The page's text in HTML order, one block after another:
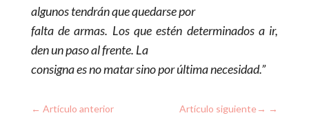
algunos tendrán que quedarse por
falta de armas. Los que estén determinados a ir,
den un paso al frente. La
consigna es no matar sino por última necesidad.”
← Artículo anterior Artículo siguiente →